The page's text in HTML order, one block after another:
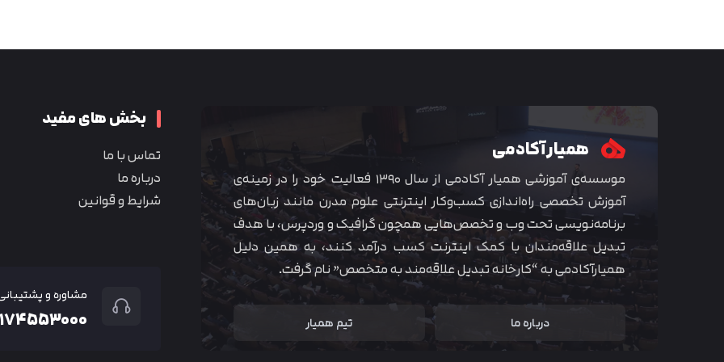
همیار آکادمی
موسسه‌ی آموزشی همیار آکادمی از سال ۱۳۹۰ فعالیت خود را در زمینه‌ی
آموزش تخصصی راه‌اندازی کسب‌و‌کار اینترنتی علوم مدرن مانند زبان‌های
برنامه‌نویسی تحت وب و تخصص‌هایی همچون گرافیک و وردپرس، با هدف
تبدیل علاقه‌مندان با کمک اینترنت کسب درآمد کنند، به همین دلیل
همیارآکادمی به “کارخانه تبدیل علاقه‌مند به متخصص” نام گرفت.
درباره ما تیم همیار
بخش های مفید
تماس با ما
درباره ما
شرایط و قوانین
مشاوره و
متوجه شدم